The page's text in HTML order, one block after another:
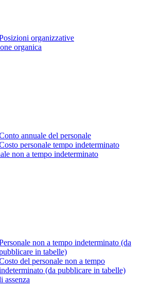
organizzative
organica
annuale del personale
personale tempo indeterminato
non a tempo indeterminato
non a tempo indeterminato (da
in tabelle)
del personale non a tempo
(da pubblicare in tabelle)
assenza